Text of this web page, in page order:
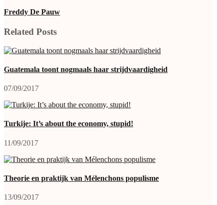
Freddy De Pauw
Related Posts
Guatemala toont nogmaals haar strijdvaardigheid
07/09/2017
Turkije: It’s about the economy, stupid!
11/09/2017
Theorie en praktijk van Mélenchons populisme
13/09/2017